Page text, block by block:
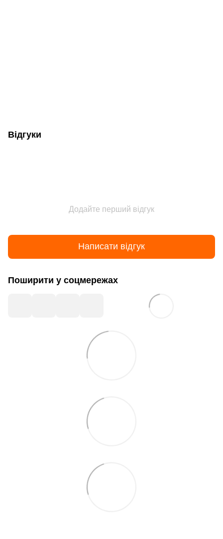
Відгуки
Додайте перший відгук
Написати відгук
Поширити у соцмережах